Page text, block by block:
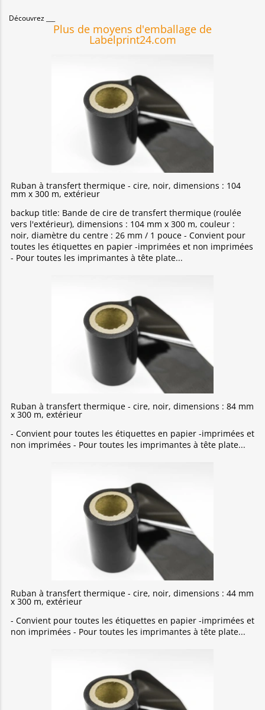
Découvrez
Plus de moyens d'emballage de
Labelprint24.com
Ruban à transfert thermique - cire, noir, dimensions : 104
mm x 300 m, extérieur
backup title: Bande de cire de transfert thermique (roulée
vers l'extérieur), dimensions : 104 mm x 300 m, couleur :
noir, diamètre du centre : 26 mm / 1 pouce - Convient pour
toutes les étiquettes en papier -imprimées et non imprimées
- Pour toutes les imprimantes à tête plate
Ruban à transfert thermique - cire, noir, dimensions : 84 mm
x 300 m, extérieur
- Convient pour toutes les étiquettes en papier -imprimées et
non imprimées - Pour toutes les imprimantes à tête plate
Ruban à transfert thermique - cire, noir, dimensions : 44 mm
x 300 m, extérieur
- Convient pour toutes les étiquettes en papier -imprimées et
non imprimées - Pour toutes les imprimantes à tête plate